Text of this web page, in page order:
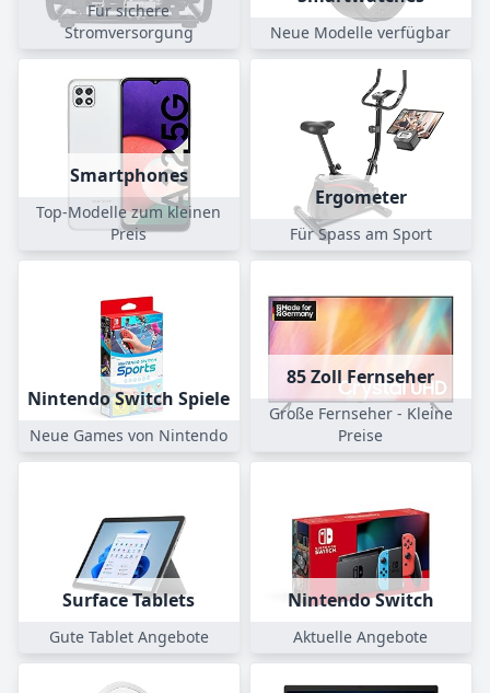
Für sichere
Stromversorgung
Neue Modelle verfügbar
Smartphones
Top-Modelle zum kleinen
Preis
Ergometer
Für Spass am Sport
Nintendo Switch Spiele
Neue Games von Nintendo
85 Zoll Fernseher
Große Fernseher - Kleine
Preise
Surface Tablets
Gute Tablet Angebote
Nintendo Switch
Aktuelle Angebote